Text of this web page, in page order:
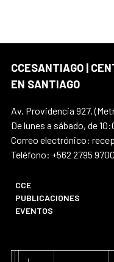
CCESANTIAGO |
EN SANTIAGO
Av. Providencia 927,
De lunes a sábado, de
Correo electrónico:
Teléfono: +562 2795 9700
CCE
PUBLICACIONES
EVENTOS